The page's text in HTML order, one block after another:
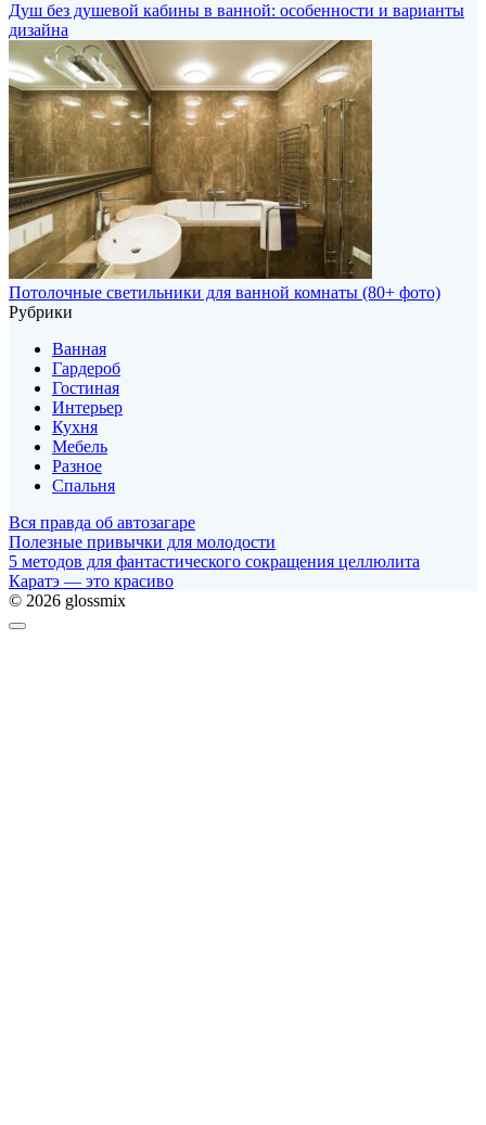
Душ без душевой кабины в ванной: особенности и варианты
дизайна
Потолочные светильники для ванной комнаты (80+ фото)
Рубрики
Ванная
Гардероб
Гостиная
Интерьер
Кухня
Мебель
Разное
Спальня
Вся правда об автозагаре
Полезные привычки для молодости
5 методов для фантастического сокращения целлюлита
Каратэ — это красиво
© 2026 glossmix